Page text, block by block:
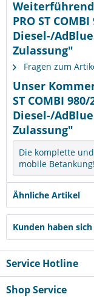
PRO ST
Diesel-/
Zulassung"
Fragen zum
Unser
ST COMBI
Diesel-/
Zulassung"
Die komplette
mobile Betankung!
Ähnliche Artikel
Kunden haben
Service Hotline
Shop Service